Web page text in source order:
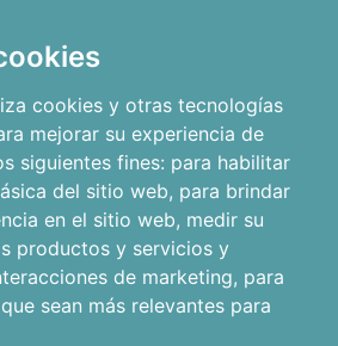
cookies y otras tecnologías
mejorar su experiencia de
siguientes fines: para habilitar
del sitio web, para brindar
en el sitio web, medir su
productos y servicios y
de marketing, para
sean más relevantes para